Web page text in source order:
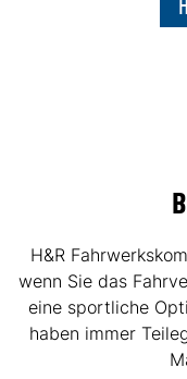
H&R
wenn Sie das
eine sportliche
haben immer